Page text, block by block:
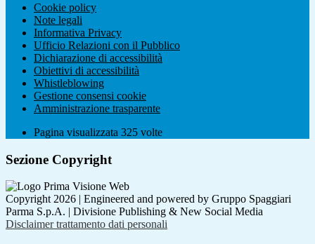
Cookie policy
Note legali
Informativa Privacy
Ufficio Relazioni con il Pubblico
Dichiarazione di accessibilità
Obiettivi di accessibilità
Whistleblowing
Gestione consensi cookie
Amministrazione trasparente
Pagina visualizzata 325 volte
Sezione Copyright
Copyright 2026 | Engineered and powered by Gruppo Spaggiari
Parma S.p.A. | Divisione Publishing & New Social Media
Disclaimer trattamento dati personali